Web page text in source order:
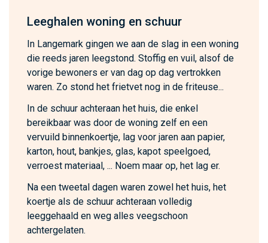
Leeghalen woning en schuur
In Langemark gingen we aan de slag in een woning
die reeds jaren leegstond. Stoffig en vuil, alsof de
vorige bewoners er van dag op dag vertrokken
waren. Zo stond het frietvet nog in de friteuse...
In de schuur achteraan het huis, die enkel
bereikbaar was door de woning zelf en een
vervuild binnenkoertje, lag voor jaren aan papier,
karton, hout, bankjes, glas, kapot speelgoed,
verroest materiaal, ... Noem maar op, het lag er.
Na een tweetal dagen waren zowel het huis, het
koertje als de schuur achteraan volledig
leeggehaald en weg alles veegschoon
achtergelaten.